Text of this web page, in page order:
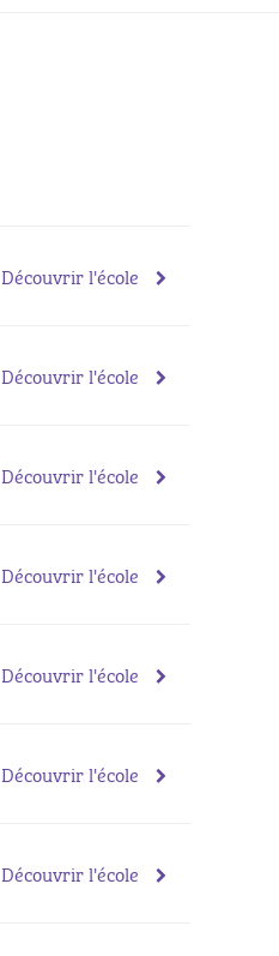
Découvrir l'école
Découvrir l'école
Découvrir l'école
Découvrir l'école
Découvrir l'école
Découvrir l'école
Découvrir l'école